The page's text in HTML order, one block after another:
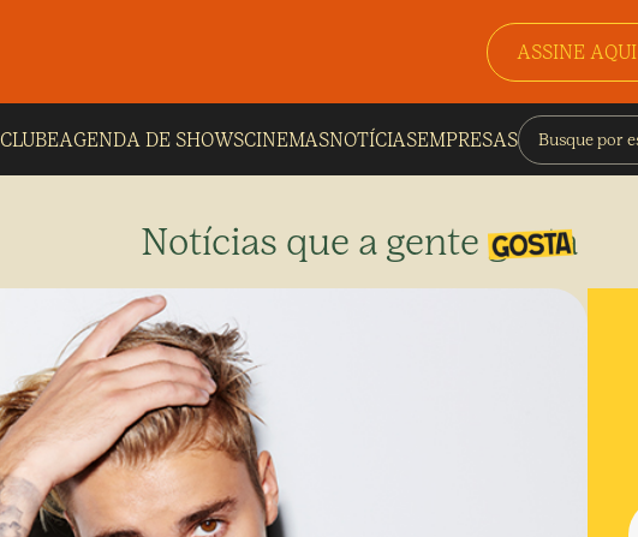
ASSINE AQUI
AGENDA DE SHOWSCINEMASNOTÍCIASEMPRESAS
Notícias que a gente gosta